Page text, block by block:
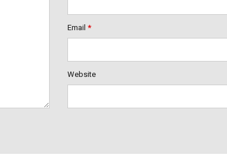
Email *
Website